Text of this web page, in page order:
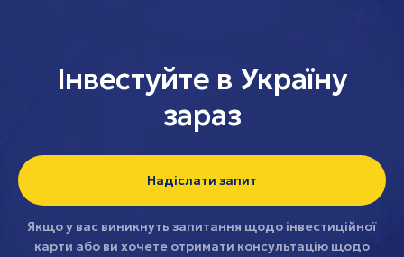
Інвестуйте в Україну
зараз
Надіслати запит
Якщо у вас виникнуть запитання щодо інвестиційної
карти або ви хочете отримати консультацію щодо